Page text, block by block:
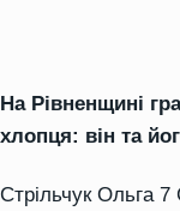
На Рівненщині
хлопця: він та
Стрільчук Ольга 7